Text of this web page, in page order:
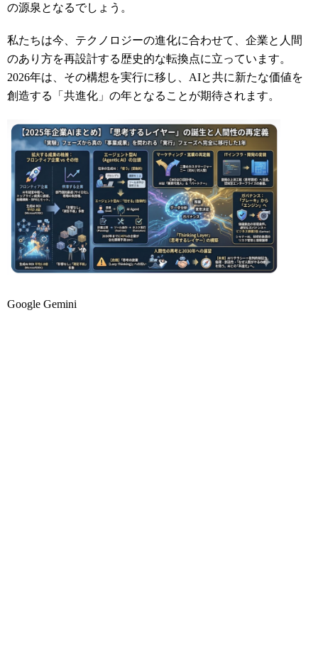
の源泉となるでしょう。
私たちは今、テクノロジーの進化に合わせて、企業と人間
のあり方を再設計する歴史的な転換点に立っています。
2026年は、その構想を実行に移し、AIと共に新たな価値を
創造する「共進化」の年となることが期待されます。
Google Gemini